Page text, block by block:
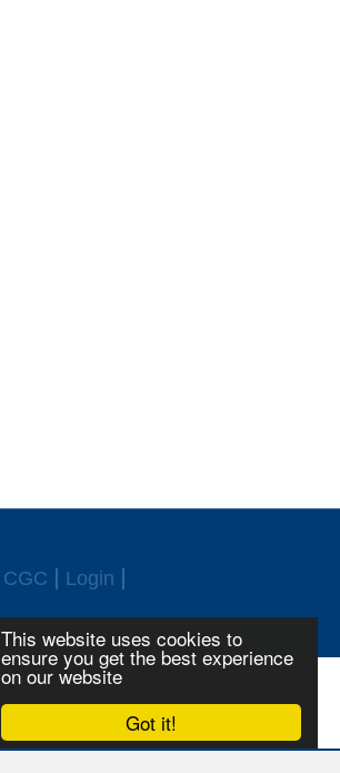
Got it!
This website uses cookies to
ensure you get the best experience
on our website
CGC Login